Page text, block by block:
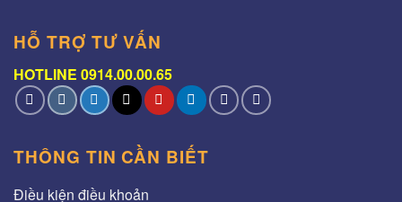
HỖ TRỢ TƯ VẤN
HOTLINE 0914.00.00.65
THÔNG TIN CẦN BIẾT
Điều kiện điều khoản